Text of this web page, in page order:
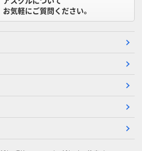
お気軽にご質問ください。